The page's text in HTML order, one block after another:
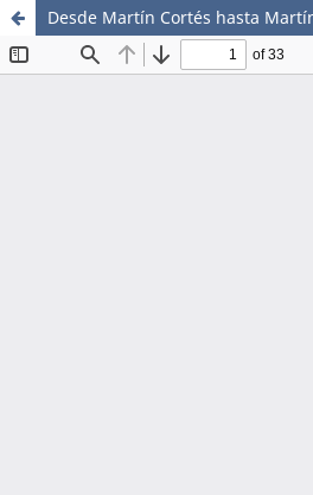
Desde Martín Cortés hasta